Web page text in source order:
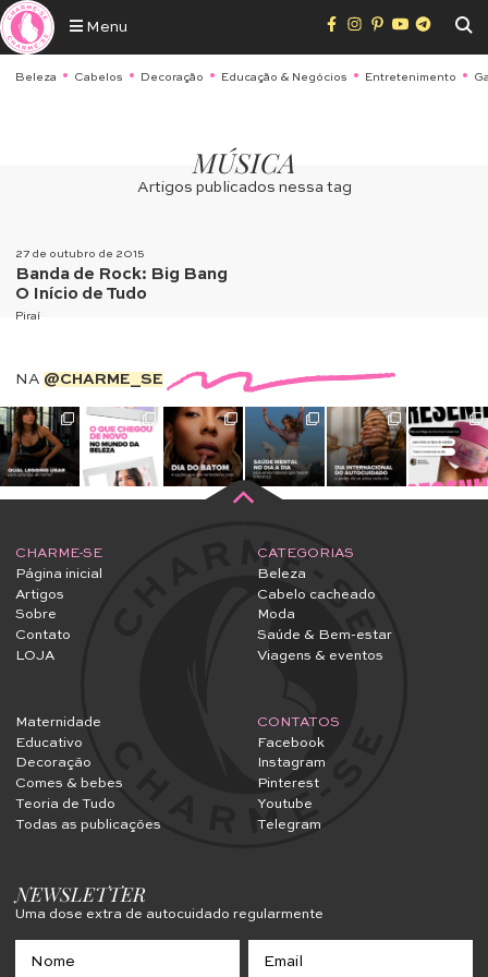
Menu
Beleza Cabelos Decoração Educação & Negócios Entretenimento
MÚSICA
Artigos publicados nessa tag
27 de outubro de 2015
Banda de Rock: Big Bang
O Início de Tudo
Piraí
NA @CHARME_SE
CHARME-SE
Página inicial
Artigos
Sobre
Contato
LOJA
CATEGORIAS
Beleza
Cabelo cacheado
Moda
Saúde & Bem-estar
Viagens & eventos
Maternidade
Educativo
Decoração
Comes & bebes
Teoria de Tudo
Todas as publicações
CONTATOS
Facebook
Instagram
Pinterest
Youtube
Telegram
NEWSLETTER
Uma dose extra de autocuidado regularmente